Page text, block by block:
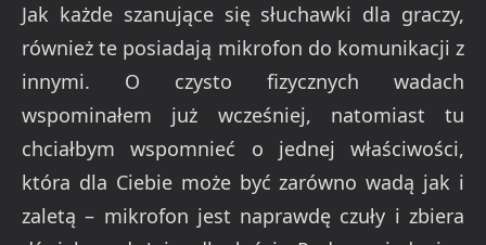
Jak każde szanujące się słuchawki dla graczy,
również te posiadają mikrofon do komunikacji z
innymi. O czysto fizycznych wadach
wspominałem już wcześniej, natomiast tu
chciałbym wspomnieć o jednej właściwości,
która dla Ciebie może być zarówno wadą jak i
zaletą – mikrofon jest naprawdę czuły i zbiera